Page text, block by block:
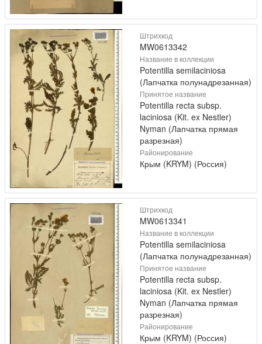
Штрихкод
MW0613342
Название в коллекции
Potentilla semilaciniosa
(Лапчатка полунадрезанная)
Принятое название
Potentilla recta subsp.
laciniosa (Kit. ex Nestler)
Nyman (Лапчатка прямая
разрезная)
Районирование
Крым (KRYM) (Россия)
Штрихкод
MW0613341
Название в коллекции
Potentilla semilaciniosa
(Лапчатка полунадрезанная)
Принятое название
Potentilla recta subsp.
laciniosa (Kit. ex Nestler)
Nyman (Лапчатка прямая
разрезная)
Районирование
Крым (KRYM) (Россия)